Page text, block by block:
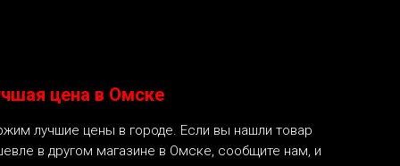
цена в Омске
лучшие цены в городе. Если вы нашли товар
в другом магазине в Омске, сообщите нам, и